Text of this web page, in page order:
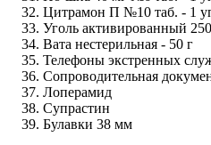
Цитрамон П №10 таб. - 1
Уголь активированный
Вата нестерильная - 50 г
Телефоны экстренных
Сопроводительная
Лоперамид
Супрастин
Булавки 38 мм